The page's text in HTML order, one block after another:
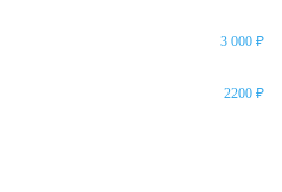
3 000 ₽
2200 ₽